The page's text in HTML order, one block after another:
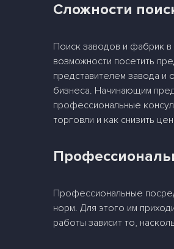
Сложности
Поиск заводов и фабрик
возможности посетить
представителем завода
бизнеса. Начинающим
профессиональные
торговли и как снизить
Профессиональные
норм. Для этого им
работы зависит то,